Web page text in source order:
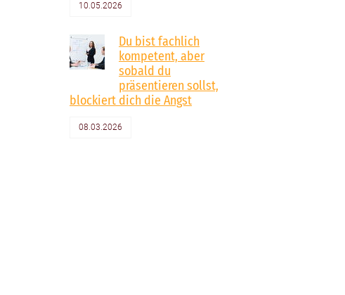
10.05.2026
Du bist fachlich
kompetent, aber
sobald du
präsentieren sollst,
blockiert dich die Angst
08.03.2026